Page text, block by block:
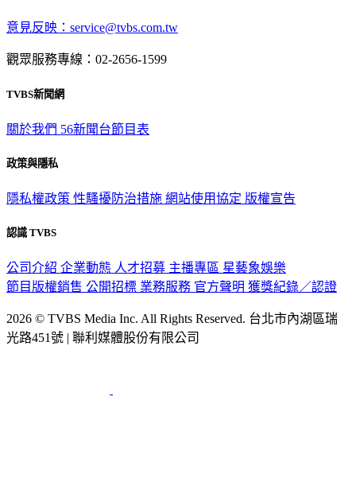
意見反映：service@tvbs.com.tw
觀眾服務專線：02-2656-1599
TVBS新聞網
關於我們 56新聞台節目表
政策與隱私
隱私權政策 性騷擾防治措施 網站使用協定 版權宣告
認識 TVBS
公司介紹 企業動態 人才招募 主播專區 星藝象娛樂
節目版權銷售 公開招標 業務服務 官方聲明 獲獎紀錄／認證
2026 © TVBS Media Inc. All Rights Reserved. 台北市內湖區瑞
光路451號 | 聯利媒體股份有限公司